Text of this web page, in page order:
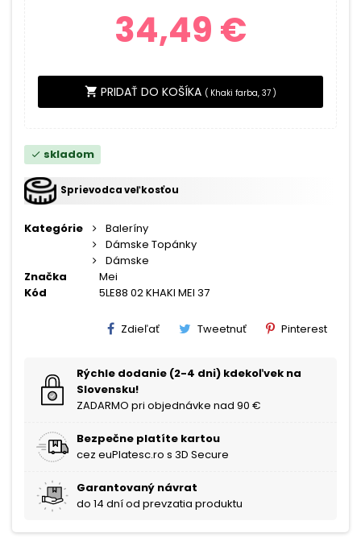
34,49 €
shopping_cart PRIDAŤ DO KOŠÍKA ( Khaki farba, 37 )
check skladom
Sprievodca veľkosťou
Kategórie
Baleríny
Dámske Topánky
Dámske
Značka
Mei
Kód
5LE88 02 KHAKI MEI 37
Zdieľať Tweetnuť Pinterest
Rýchle dodanie (2-4 dni) kdekoľvek na
Slovensku!
ZADARMO pri objednávke nad 90 €
Bezpečne platíte kartou
cez euPlatesc.ro s 3D Secure
Garantovaný návrat
do 14 dní od prevzatia produktu